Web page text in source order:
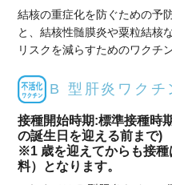
結核の重症化を防ぐための予
と、結核性髄膜炎や粟粒結核
リスクを減らすためのワクチ
B 型肝炎ワクチ
接種開始時期:標準接種時
の誕生日を迎える前まで)
※1 歳を迎えてからも接
料）となります。